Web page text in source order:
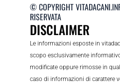
© COPYRIGHT
RISERVATA
DISCLAIMER
Le informazioni esposte in
scopo esclusivamente
modificate oppure rimosse in
caso di informazioni di carattere